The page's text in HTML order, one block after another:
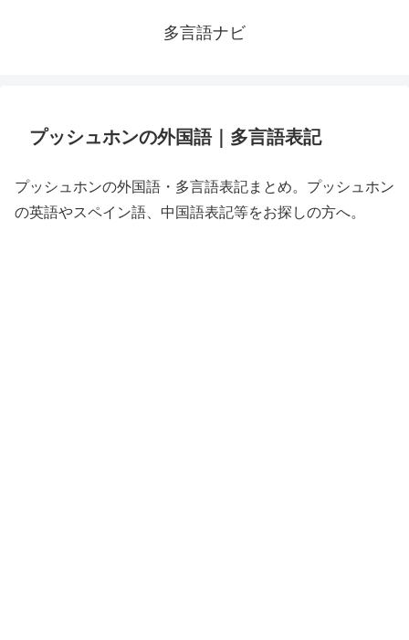
多言語ナビ
プッシュホンの外国語｜多言語表記
プッシュホンの外国語・多言語表記まとめ。プッシュホン
の英語やスペイン語、中国語表記等をお探しの方へ。